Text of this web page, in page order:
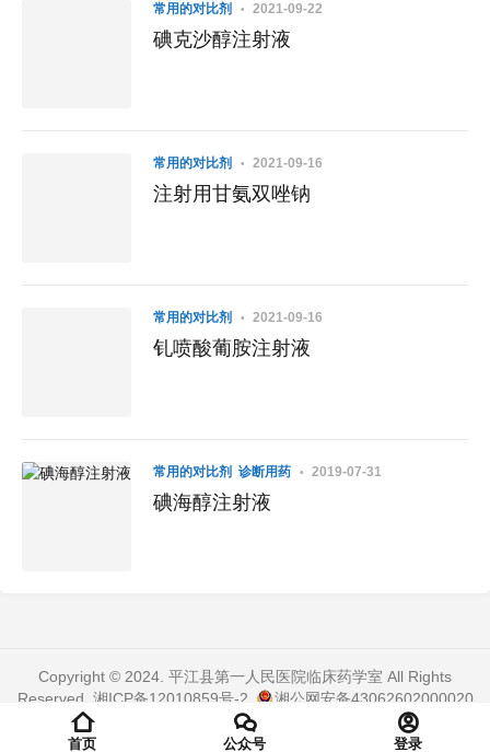
常用的对比剂 2021-09-22
碘克沙醇注射液
常用的对比剂 2021-09-16
注射用甘氨双唑钠
常用的对比剂 2021-09-16
钆喷酸葡胺注射液
常用的对比剂 诊断用药 2019-07-31
碘海醇注射液
Copyright © 2024. 平江县第一人民医院临床药学室 All Rights
Reserved. 湘ICP备12010859号-2
湘公网安备43062602000020
. 页面加载时间：0.325 秒
首页 公众号 登录